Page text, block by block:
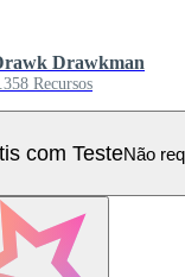
Drawkman
Recursos
com TesteNão